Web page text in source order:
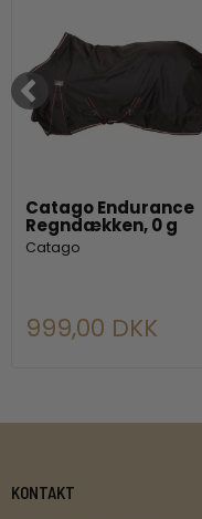
Catago Endurance
Regndækken, 0 g
Catago
999,00 DKK
KONTAKT